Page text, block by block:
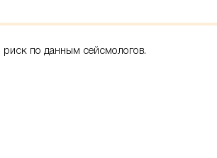
по данным сейсмологов.